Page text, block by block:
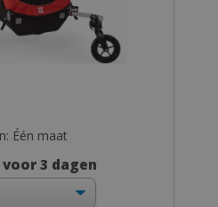
Één maat
voor 3 dagen